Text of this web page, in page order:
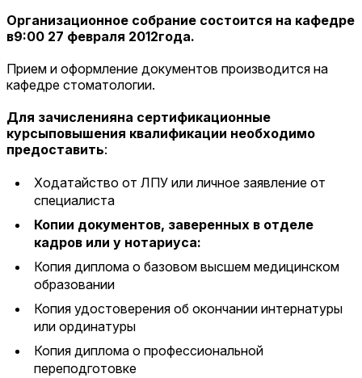
Организационное собрание состоится на кафедре
в9:00 27 февраля 2012года.
Прием и оформление документов производится на
кафедре стоматологии.
Для зачисленияна сертификационные
курсыповышения квалификации необходимо
предоставить:
Ходатайство от ЛПУ или личное заявление от
специалиста
Копии документов, заверенных в отделе
кадров или у нотариуса:
Копия диплома о базовом высшем медицинском
образовании
Копия удостоверения об окончании интернатуры
или ординатуры
Копия диплома о профессиональной
переподготовке